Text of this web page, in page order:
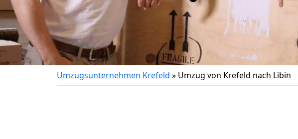
Umzugsunternehmen Krefeld » Umzug von Krefeld nach Libin